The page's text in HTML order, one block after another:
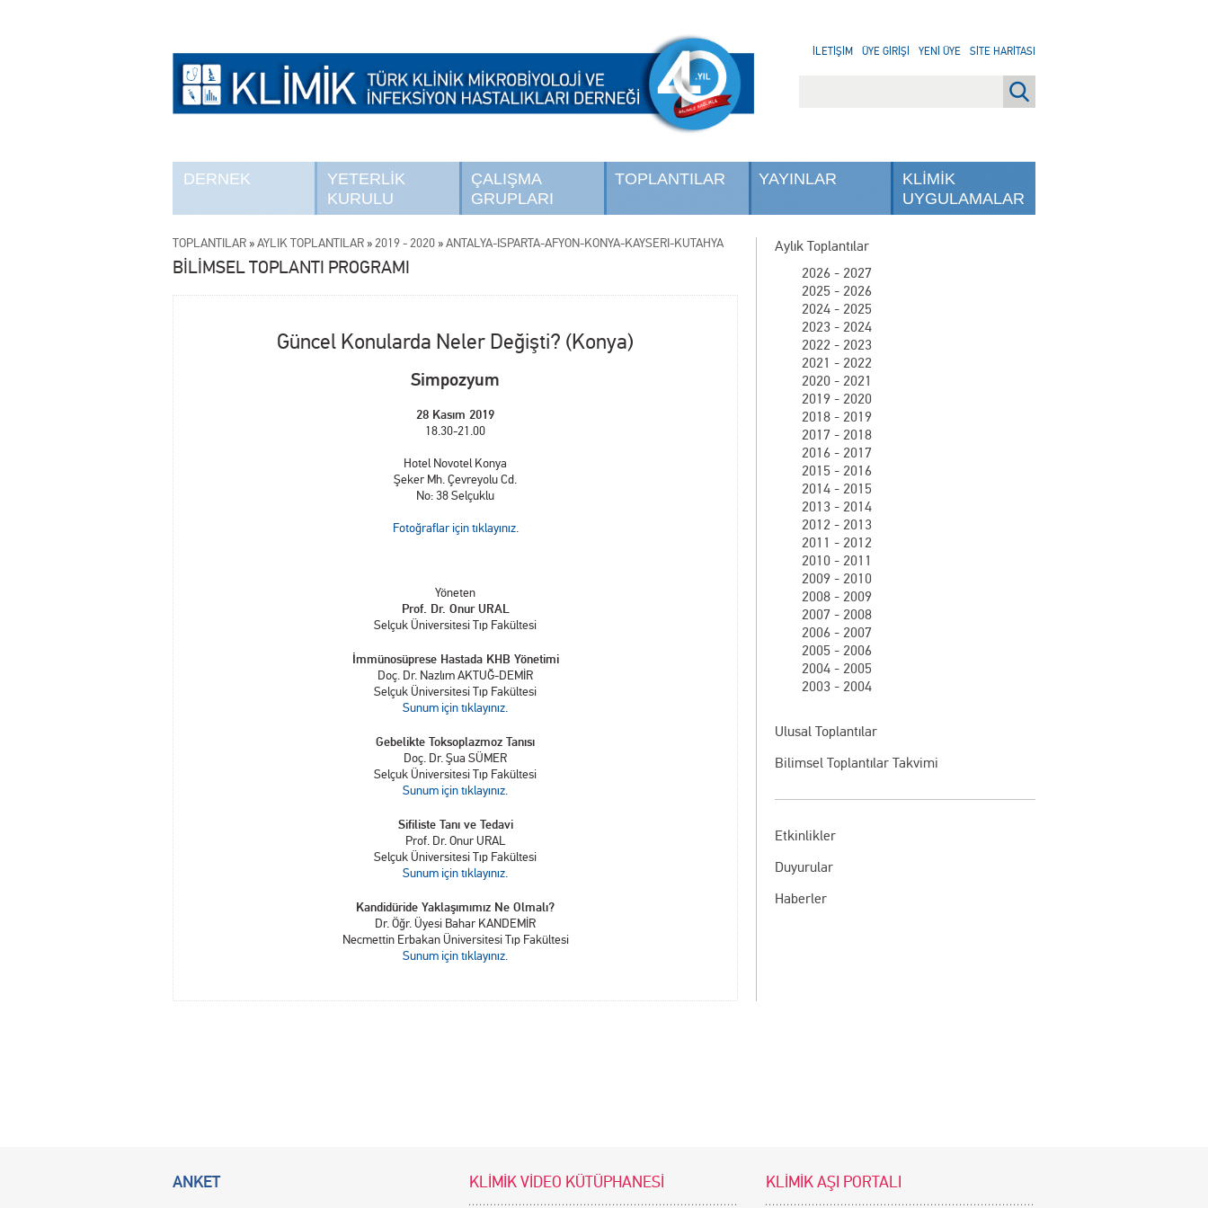
DERNEK
YETERLİK
KURULU
ÇALIŞMA
GRUPLARI
TOPLANTILAR YAYINLAR
KLİMİK
UYGULAMALAR
İLETİŞİM ÜYE GİRİŞİ YENİ ÜYE SİTE HARİTASI
Aylık Toplantılar
2026 - 2027
2025 - 2026
2024 - 2025
2023 - 2024
2022 - 2023
2021 - 2022
2020 - 2021
2019 - 2020
2018 - 2019
2017 - 2018
2016 - 2017
2015 - 2016
2014 - 2015
2013 - 2014
2012 - 2013
2011 - 2012
2010 - 2011
2009 - 2010
2008 - 2009
2007 - 2008
2006 - 2007
2005 - 2006
2004 - 2005
2003 - 2004
Ulusal Toplantılar
Bilimsel Toplantılar Takvimi
Etkinlikler
Duyurular
Haberler
TOPLANTILAR »AYLIK TOPLANTILAR »2019 - 2020 »ANTALYA-ISPARTA-AFYON-KONYA-KAYSERİ-KÜTAHYA
BİLİMSEL TOPLANTI PROGRAMI
Güncel Konularda Neler Değişti? (Konya)
Simpozyum
28 Kasım 2019
18.30-21.00
Hotel Novotel Konya
Şeker Mh. Çevreyolu Cd.
No: 38 Selçuklu
Fotoğraflar için tıklayınız.
Yöneten
Prof. Dr. Onur URAL
Selçuk Üniversitesi Tıp Fakültesi
İmmünosüprese Hastada KHB Yönetimi
Doç. Dr. Nazlım AKTUĞ-DEMİR
Selçuk Üniversitesi Tıp Fakültesi
Sunum için tıklayınız.
Gebelikte Toksoplazmoz Tanısı
Doç. Dr. Şua SÜMER
Selçuk Üniversitesi Tıp Fakültesi
Sunum için tıklayınız.
Sifiliste Tanı ve Tedavi
Prof. Dr. Onur URAL
Selçuk Üniversitesi Tıp Fakültesi
Sunum için tıklayınız.
Kandidüride Yaklaşımımız Ne Olmalı?
Dr. Öğr. Üyesi Bahar KANDEMİR
Necmettin Erbakan Üniversitesi Tıp Fakültesi
Sunum için tıklayınız.
ANKET KLİMİK VİDEO KÜTÜPHANESİ KLİMİK AŞI PORTALI